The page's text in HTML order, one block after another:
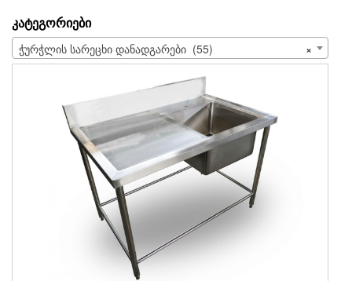
ᲙᲐᲢᲔᲒᲝᲠᲘᲔᲑᲘ
×
ჭურჭლის სარეცხი დანადგარები (55)